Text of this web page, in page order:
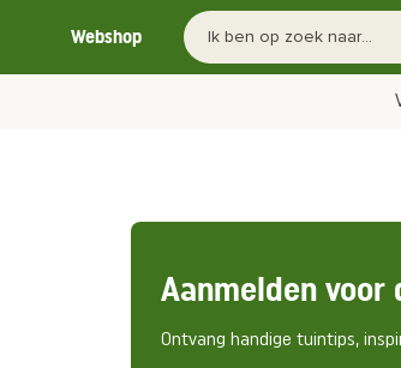
Webshop
Aanmelden
Ontvang handige tuintips,